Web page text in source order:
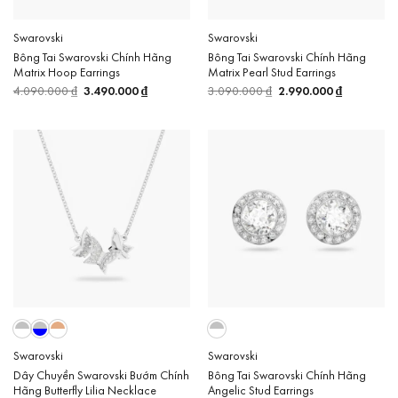
Swarovski
Bông Tai Swarovski Chính Hãng
Matrix Hoop Earrings
4.090.000₫ Giá
gốc
3.490.000₫Giá
hiện
3.490.000 ₫.
Swarovski
Bông Tai Swarovski Chính Hãng
Matrix Pearl Stud Earrings
3.090.000₫ Giá
gốc
2.990.000₫Giá
hiện
Swarovski
Dây Chuyền Swarovski Bướm Chính
Hãng Butterfly Lilia Necklace
Swarovski
Bông Tai Swarovski Chính Hãng
Angelic Stud Earrings